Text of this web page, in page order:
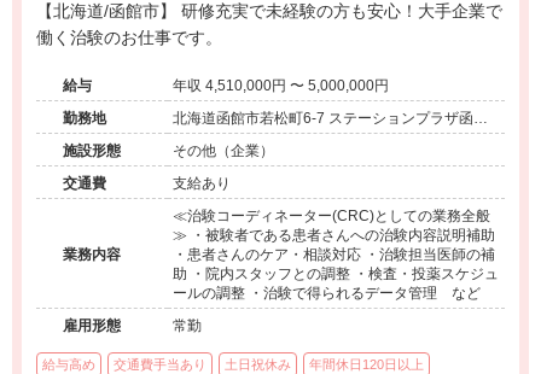
【北海道/函館市】 研修充実で未経験の方も安心！大手企業で
働く治験のお仕事です。
給与
年収 4,510,000円 〜 5,000,000円
勤務地
北海道函館市若松町6-7 ステーションプラザ函館
6F
施設形態
その他（企業）
交通費
支給あり
業務内容
≪治験コーディネーター(CRC)としての業務全般
≫ ・被験者である患者さんへの治験内容説明補助
・患者さんのケア・相談対応 ・治験担当医師の補
助 ・院内スタッフとの調整 ・検査・投薬スケジュ
ールの調整 ・治験で得られるデータ管理 など
雇用形態
常勤
給与高め 交通費手当あり 土日祝休み 年間休日120日以上